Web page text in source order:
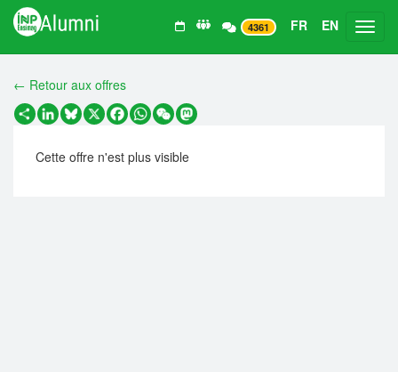
4361 FR EN
← Retour aux offres
PartagerLinkedIn
Bluesky
X Facebook
WhatsApp
WeChatMastodon
Cette offre n'est plus visible